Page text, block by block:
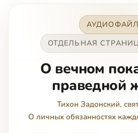
АУДИОФАЙЛ
ОТДЕЛЬНАЯ
О вечном
праведной
Тихон Задонский,
О личных обязанностях